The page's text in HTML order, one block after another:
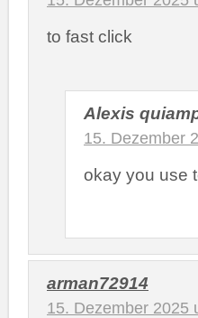
to fast click
Alexis
15. Dezember
okay you use
arman72914
15. Dezember 2025